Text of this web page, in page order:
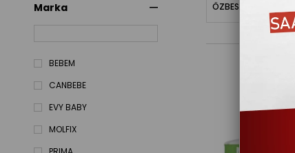
Marka
BEBEM
CANBEBE
EVY BABY
MOLFIX
ÖZBESINBAKIYE